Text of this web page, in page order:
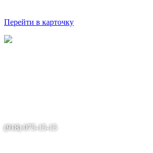
Перейти в карточку
(918) 075-15-15